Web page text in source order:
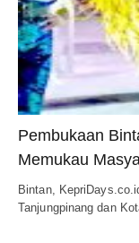
Pembukaan
Memukau
Bintan,
Tanjungpinang dan